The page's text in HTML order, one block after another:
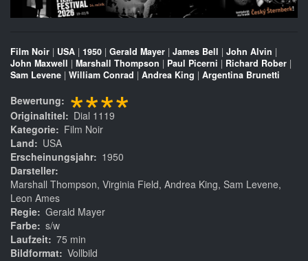
Film Noir | USA | 1950 | Gerald Mayer | James Bell | John Alvin |
John Maxwell | Marshall Thompson | Paul Picerni | Richard Rober |
Sam Levene | William Conrad | Andrea King | Argentina Brunetti
Bewertung ****
Originaltitel
Dial 1119
Kategorie
Film Noir
Land
USA
Erscheinungsjahr
1950
Darsteller
Marshall Thompson, Virginia Field, Andrea King, Sam Levene,
Leon Ames
Regie Gerald Mayer
Farbe s/w
Laufzeit 75 min
Bildformat Vollbild